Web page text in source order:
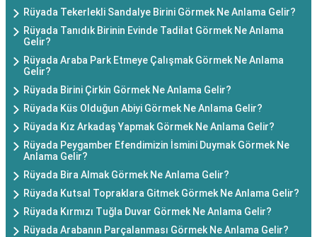
Rüyada Tekerlekli Sandalye Birini Görmek Ne Anlama Gelir?
Rüyada Tanıdık Birinin Evinde Tadilat Görmek Ne Anlama
Gelir?
Rüyada Araba Park Etmeye Çalışmak Görmek Ne Anlama
Gelir?
Rüyada Birini Çirkin Görmek Ne Anlama Gelir?
Rüyada Küs Olduğun Abiyi Görmek Ne Anlama Gelir?
Rüyada Kız Arkadaş Yapmak Görmek Ne Anlama Gelir?
Rüyada Peygamber Efendimizin İsmini Duymak Görmek Ne
Anlama Gelir?
Rüyada Bira Almak Görmek Ne Anlama Gelir?
Rüyada Kutsal Topraklara Gitmek Görmek Ne Anlama Gelir?
Rüyada Kırmızı Tuğla Duvar Görmek Ne Anlama Gelir?
Rüyada Arabanın Parçalanması Görmek Ne Anlama Gelir?